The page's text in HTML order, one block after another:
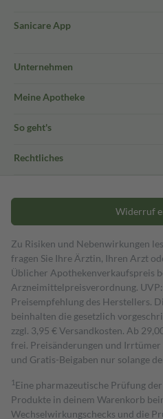
Sanicare App
Unternehmen
Meine Apotheke
So geht's
Rechtliches
Widerruf
Zu Risiken und Nebenwirkungen
fragen Sie Ihre Ärztin, Ihren Arzt
Üblicher Apothekenverkaufspreis
Arzneimittelpreisverordnung.
Preisempfehlung des Herstellers.
beinhalten die gesetzlich
zzgl. 3,95 € Versandkosten. Ab
frei. Preisänderungen und
und Gratis-Beigaben nur solange
1 Eine pharmazeutische Prüfung
Produkte in deinem Warenkorb
Wechselwirkungschecks und die